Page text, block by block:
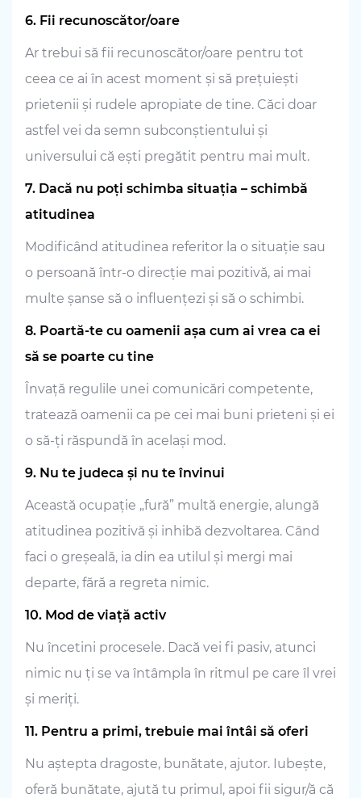
6. Fii recunoscător/oare
Ar trebui să fii recunoscător/oare pentru tot
ceea ce ai în acest moment și să prețuiești
prietenii și rudele apropiate de tine. Căci doar
astfel vei da semn subconștientului și
universului că ești pregătit pentru mai mult.
7. Dacă nu poți schimba situația – schimbă
atitudinea
Modificând atitudinea referitor la o situație sau
o persoană într-o direcție mai pozitivă, ai mai
multe șanse să o influențezi și să o schimbi.
8. Poartă-te cu oamenii așa cum ai vrea ca ei
să se poarte cu tine
Învață regulile unei comunicări competente,
tratează oamenii ca pe cei mai buni prieteni și ei
o să-ți răspundă în același mod.
9. Nu te judeca și nu te învinui
Această ocupație „fură” multă energie, alungă
atitudinea pozitivă și inhibă dezvoltarea. Când
faci o greșeală, ia din ea utilul și mergi mai
departe, fără a regreta nimic.
10. Mod de viață activ
Nu încetini procesele. Dacă vei fi pasiv, atunci
nimic nu ți se va întâmpla în ritmul pe care îl vrei
și meriți.
11. Pentru a primi, trebuie mai întâi să oferi
Nu aștepta dragoste, bunătate, ajutor. Iubește,
oferă bunătate, ajută tu primul, apoi fii sigur/ă că